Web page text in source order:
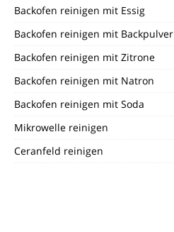
Backofen reinigen mit Essig
Backofen reinigen mit Backpulver
Backofen reinigen mit Zitrone
Backofen reinigen mit Natron
Backofen reinigen mit Soda
Mikrowelle reinigen
Ceranfeld reinigen